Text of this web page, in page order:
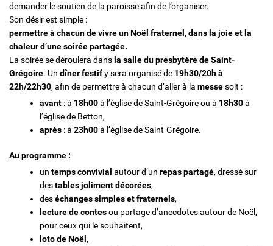
demander le soutien de la paroisse afin de l’organiser.
Son désir est simple :
permettre à chacun de vivre un Noël fraternel, dans la joie et la
chaleur d’une soirée partagée.
La soirée se déroulera dans la salle du presbytère de Saint-
Grégoire. Un dîner festify sera organisé de 19h30/20h à
22h/22h30, afin de permettre à chacun d’aller à la messesoit :
avant : à 18h00à l’église de Saint-Grégoire ou à 18h30à
l’église de Betton,
après : à 23h00à l’église de Saint-Grégoire.
Au programme :
un temps convivial autour d’un repas partagé, dressé sur
destables joliment décorées,
deséchanges simples et fraternels,
lecture de contesou partage d’anecdotes autour de Noël,
pour ceux qui le souhaitent,
loto de Noël,